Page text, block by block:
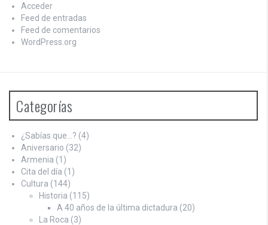
Acceder
Feed de entradas
Feed de comentarios
WordPress.org
Categorías
¿Sabías que…? (4)
Aniversario (32)
Armenia (1)
Cita del día (1)
Cultura (144)
Historia (115)
A 40 años de la última dictadura (20)
La Roca (3)